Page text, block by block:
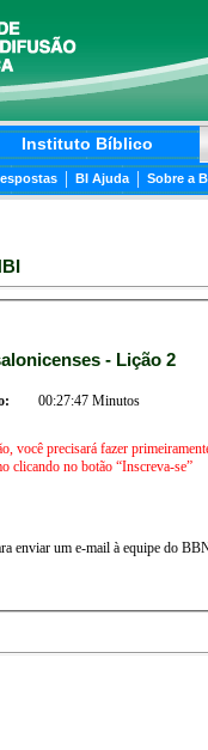
Instituto Bíblico
| BI Ajuda | Sobre a
Tessalonicenses - Lição 2
00:27:47 Minutos
você precisará fazer
iniciar agora mesmo clicando no botão “Inscreva-se”
enviar um e-mail à equipe do